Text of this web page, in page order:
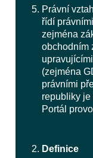
Právní
řídí
zejména
obchodním
(zejména
právními
republiky
Portál
Definice